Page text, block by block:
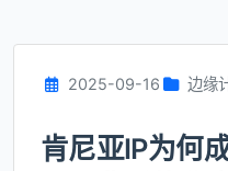
2025-09-16 边缘
肯尼亚IP为何